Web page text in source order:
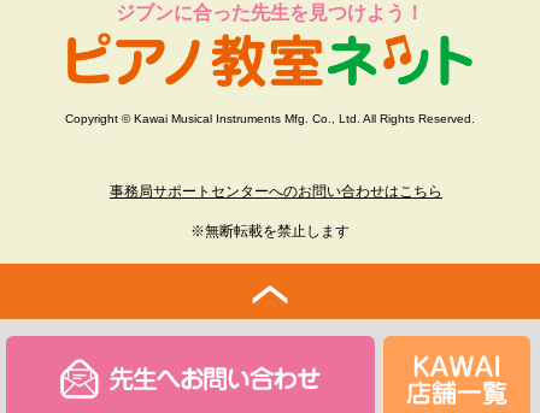
ジブンに合った先生を見つけよう！
Copyright © Kawai Musical Instruments Mfg. Co., Ltd. All Rights Reserved.
事務局サポートセンターへのお問い合わせはこちら
※無断転載を禁止します